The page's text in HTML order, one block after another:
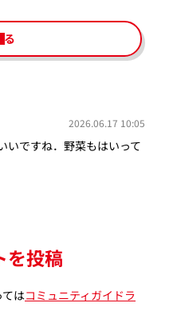
る
2026.06.17 10:05
いですね．野菜もはいって
を投稿
はコミュニティガイドラ